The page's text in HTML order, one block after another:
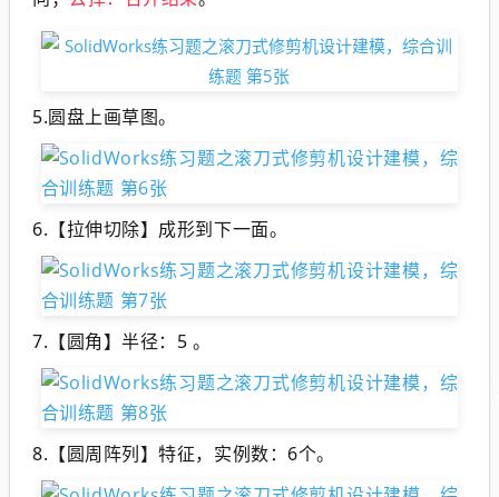
5.圆盘上画草图。
6.【拉伸切除】成形到下一面。
7.【圆角】半径：5 。
8.【圆周阵列】特征，实例数：6个。